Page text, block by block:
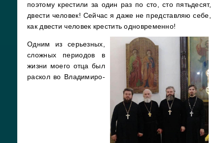
поэтому крестили за один раз по сто, сто пятьдесят,
двести человек! Сейчас я даже не представляю себе,
как двести человек крестить одновременно!
Одним из серьезных,
сложных периодов в
жизни моего отца был
раскол во Владимиро-